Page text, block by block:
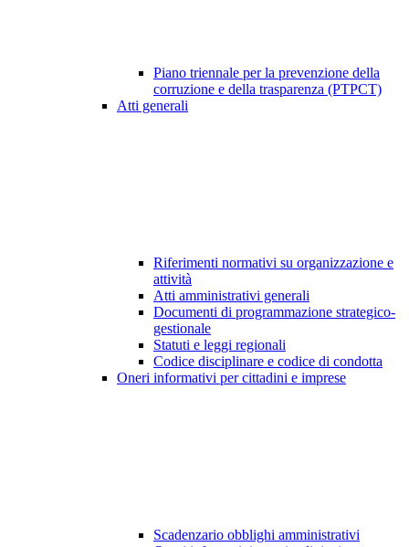
Piano triennale per la prevenzione della
corruzione e della trasparenza (PTPCT)
Atti generali
Riferimenti normativi su organizzazione e
attività
Atti amministrativi generali
Documenti di programmazione strategico-
gestionale
Statuti e leggi regionali
Codice disciplinare e codice di condotta
Oneri informativi per cittadini e imprese
Scadenzario obblighi amministrativi